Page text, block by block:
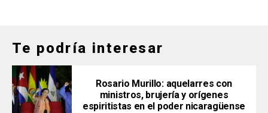
Te podría interesar
Rosario Murillo: aquelarres con
ministros, brujería y orígenes
espiritistas en el poder nicaragüense